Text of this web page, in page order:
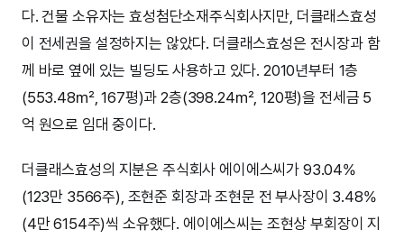
다. 건물 소유자는 효성첨단소재주식회사지만, 더클래스효성
이 전세권을 설정하지는 않았다. 더클래스효성은 전시장과 함
께 바로 옆에 있는 빌딩도 사용하고 있다. 2010년부터 1층
(553.48㎡, 167평)과 2층(398.24㎡, 120평)을 전세금 5
억 원으로 임대 중이다.
더클래스효성의 지분은 주식회사 에이에스씨가 93.04%
(123만 3566주), 조현준 회장과 조현문 전 부사장이 3.48%
(4만 6154주)씩 소유했다. 에이에스씨는 조현상 부회장이 지